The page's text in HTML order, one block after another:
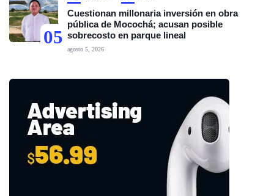
05
Cuestionan millonaria inversión en obra
pública de Mocochá; acusan posible
sobrecosto en parque lineal
agosto 5, 2026